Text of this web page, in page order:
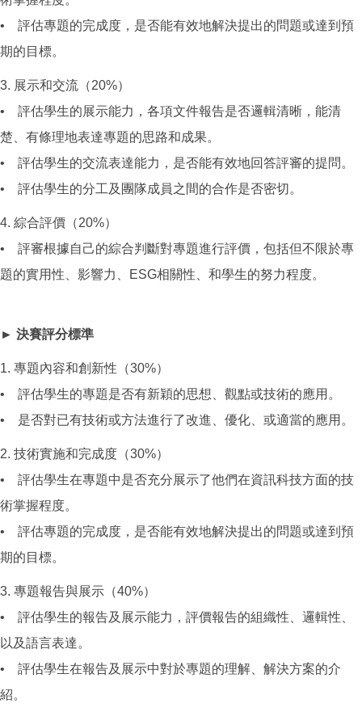
• 評估專題的完成度，是否能有效地解決提出的問題或達到預
期的目標。
3. 展示和交流（20%）
• 評估學生的展示能力，各項文件報告是否邏輯清晰，能清
楚、有條理地表達專題的思路和成果。
• 評估學生的交流表達能力，是否能有效地回答評審的提問。
• 評估學生的分工及團隊成員之間的合作是否密切。
4. 綜合評價（20%）
• 評審根據自己的綜合判斷對專題進行評價，包括但不限於專
題的實用性、影響力、ESG相關性、和學生的努力程度。
► 決賽評分標準
1. 專題內容和創新性（30%）
• 評估學生的專題是否有新穎的思想、觀點或技術的應用。
• 是否對已有技術或方法進行了改進、優化、或適當的應用。
2. 技術實施和完成度（30%）
• 評估學生在專題中是否充分展示了他們在資訊科技方面的技
術掌握程度。
• 評估專題的完成度，是否能有效地解決提出的問題或達到預
期的目標。
3. 專題報告與展示（40%）
• 評估學生的報告及展示能力，評價報告的組織性、邏輯性、
以及語言表達。
• 評估學生在報告及展示中對於專題的理解、解決方案的介
紹。